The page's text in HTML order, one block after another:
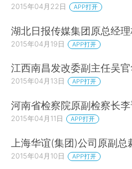
2015年04月22日 APP打开
湖北日报传媒集团原总经
2015年04月19日 APP打开
江西南昌发改委副主任吴
2015年04月13日 APP打开
河南省检察院原副检察长
2015年04月11日 APP打开
上海华谊(集团)公司原副总
2015年04月10日 APP打开